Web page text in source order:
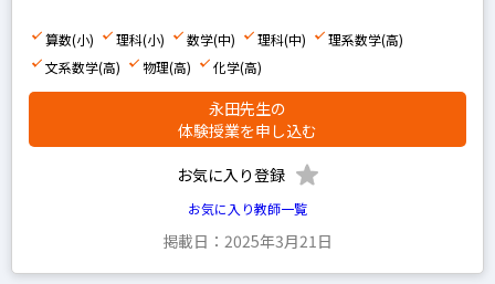
写真なし
算数(小) 理科(小) 数学(中) 理科(中)
理系数学(高)
文系数学(高)
物理(高) 化学(高)
永田先生の
体験授業を申し込む
お気に入り登録
お気に入り教師一覧
掲載日：2025年3月21日